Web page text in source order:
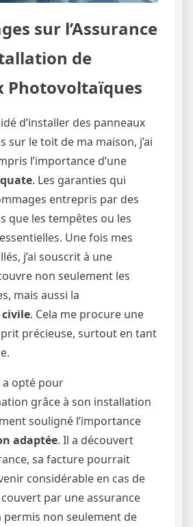
sur l’Assurance
de
Photovoltaïques
d’installer des panneaux
sur le toit de ma maison, j’ai
l’importance d’une
. Les garanties qui
entrepris par des
que les tempêtes ou les
Une fois mes
j’ai souscrit à une
non seulement les
mais aussi la
. Cela me procure une
précieuse, surtout en tant
a opté pour
grâce à son installation
souligné l’importance
adaptée. Il a découvert
sa facture pourrait
considérable en cas de
par une assurance
permis non seulement de